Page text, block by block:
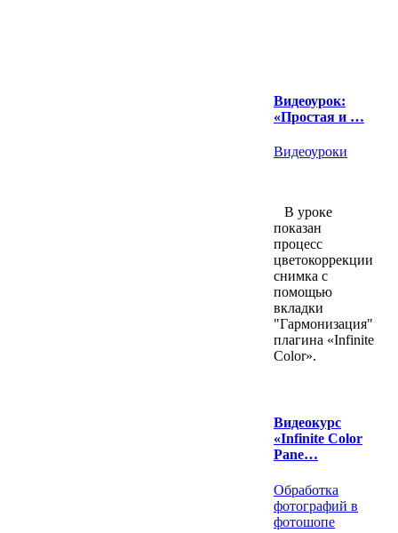
Видеоурок:
«Простая и …
Видеоуроки
В уроке
показан
процесс
цветокоррекции
снимка с
помощью
вкладки
"Гармонизация"
плагина «Infinite
Color».
Видеокурс
«Infinite Color
Pane…
Обработка
фотографий в
фотошопе